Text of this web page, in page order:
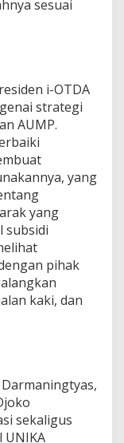
sesuai
i-OTDA
strategi
AUMP.
yang
yang
subsidi
pihak
kaki, dan
sekaligus